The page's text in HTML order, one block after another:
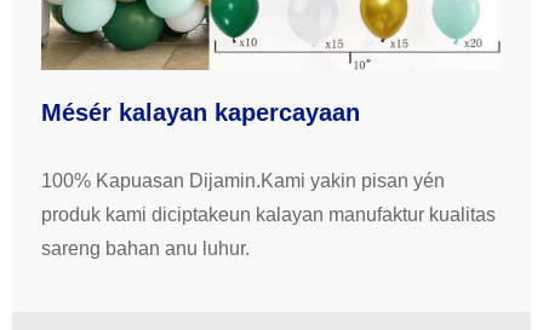
Mésér kalayan kapercayaan
100% Kapuasan Dijamin.Kami yakin pisan yén
produk kami diciptakeun kalayan manufaktur kualitas
sareng bahan anu luhur.